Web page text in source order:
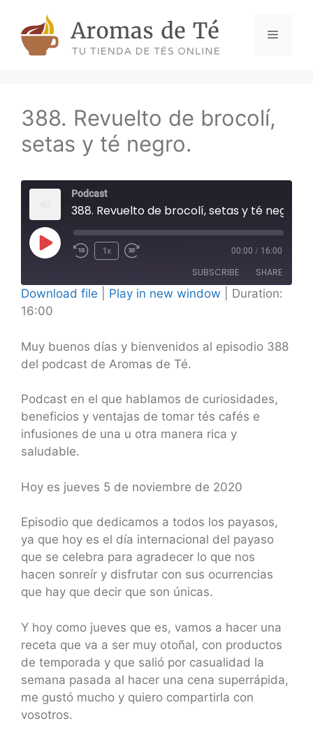
content
Menu
388. Revuelto de brocolí,
setas y té negro.
Podcast
388. Revuelto de brocolí, setas y té negro.
Play
1x 00:00 / 16:00
SUBSCRIBE SHARE
SHARE
LINK
EMBED
Download file Play in new window
Duration:
16:00
Muy buenos días y bienvenidos al episodio 388
del podcast de Aromas de Té.
Podcast en el que hablamos de curiosidades,
beneficios y ventajas de tomar tés cafés e
infusiones de una u otra manera rica y
saludable.
Hoy es jueves 5 de noviembre de 2020
Episodio que dedicamos a todos los payasos,
ya que hoy es el día internacional del payaso
que se celebra para agradecer lo que nos
hacen sonreír y disfrutar con sus ocurrencias
que hay que decir que son únicas.
Y hoy como jueves que es, vamos a hacer una
receta que va a ser muy otoñal, con productos
de temporada y que salió por casualidad la
semana pasada al hacer una cena superrápida,
me gustó mucho y quiero compartirla con
vosotros.